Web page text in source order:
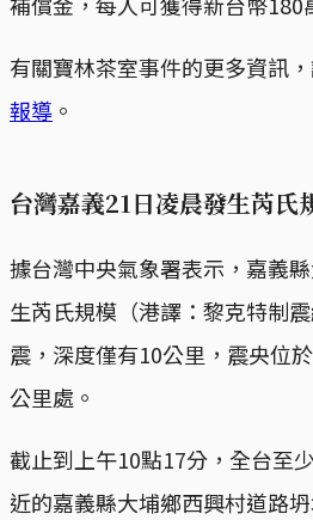
有關寶林茶室事件的更多資訊
報導 。
台灣嘉義21日凌晨發生芮氏
據台灣中央氣象署表示，嘉義
生芮氏規模（港譯：黎克特制
震，深度僅有10公里，震央位
公里處。
截止到上午10點17分，全台至
近的嘉義縣大埔鄉西興村道路